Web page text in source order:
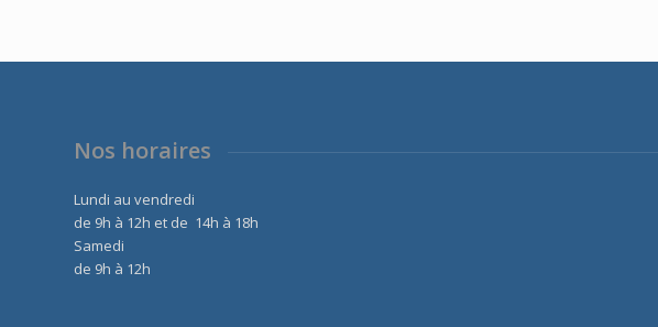
Nos horaires
Lundi au vendredi
de 9h à 12h et de 14h à 18h
Samedi
de 9h à 12h